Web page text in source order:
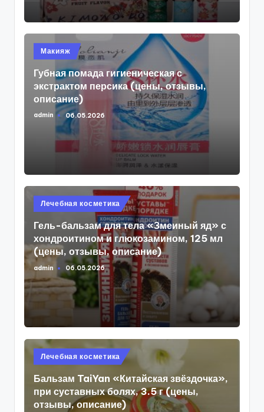
Опубликовано
в
Макияж
Губная помада гигиеническая с
экстрактом персика (цены, отзывы,
описание)
Запись
admin 06.05.2026
Опубликовано
в
Лечебная косметика
Гель-бальзам для тела «Змеиный яд» с
хондроитином и глюкозамином, 125 мл
(цены, отзывы, описание)
Запись
от
admin 06.05.2026
Опубликовано
в
Лечебная косметика
Бальзам TaiYan «Китайская звёздочка»,
при суставных болях, 3.5 г (цены,
отзывы, описание)